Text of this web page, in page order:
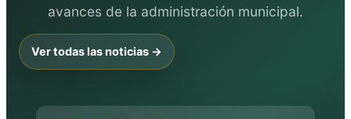
avances de la administración municipal.
Ver todas las noticias →